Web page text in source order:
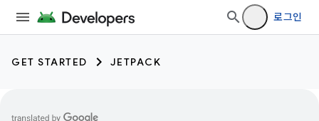
로그인
GET STARTED JETPACK